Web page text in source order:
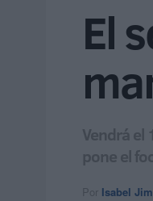
El
Vendrá el
pone el
Por Isabel